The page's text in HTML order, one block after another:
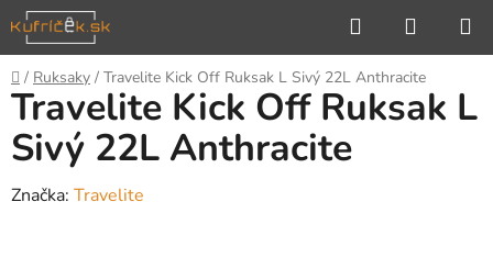
Prejsť
na
obsah
Hľadať
KOŠÍK
Domov
/ Ruksaky / Travelite Kick Off Ruksak L Sivý 22L Anthracite
Travelite Kick Off Ruksak L
Sivý 22L Anthracite
Značka: Travelite